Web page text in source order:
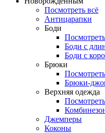
Посмотреть всё
Антицарапки
Боди
Боди с
Боди с
Брюки
Брюки-
Верхняя одежда
Джемперы
Коконы